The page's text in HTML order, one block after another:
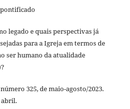
pontificado
legado e quais perspectivas já
para a Igreja em termos de
ser humano da atualidade
325, de maio-agosto/2023.
abril.